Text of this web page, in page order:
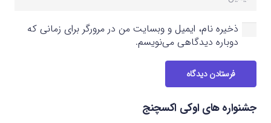
ذخیره نام، ایمیل و وبسایت من در مرورگر برای زمانی که
دوباره دیدگاهی می‌نویسم.
فرستادن دیدگاه
جشنواره های اوکی اکسچنج